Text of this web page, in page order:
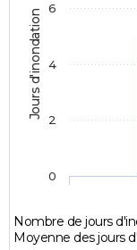
Jours d'inondation
Nombre de jours
Moyenne des jours
0
2
4
6